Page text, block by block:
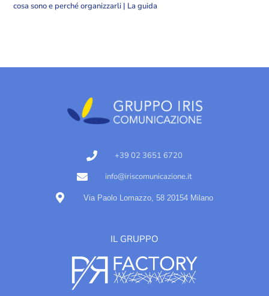
cosa sono e perché organizzarli | La guida
+39 02 3651 6720
info@iriscomunicazione.it
Via Paolo Lomazzo, 58 20154 Milano
IL GRUPPO